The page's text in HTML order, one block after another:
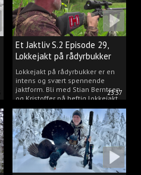
23:37
Et Jaktliv S.2 Episode 29,
Lokkejakt på rådyrbukker
med Stian og Kristoffer
Lokkejakt på rådyrbukker er en
intens og svært spennende
jaktform. Bli med Stian Berntsen
og Kristoffer på heftig lokkejakt.